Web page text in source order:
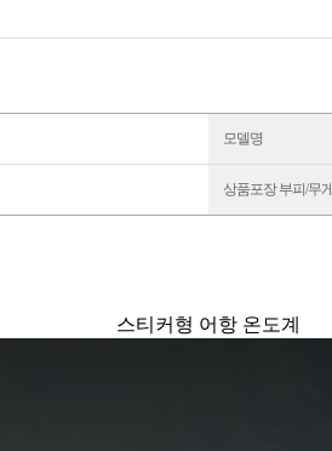
모델명
상품포장 부피/무게
스티커형 어항 온도계